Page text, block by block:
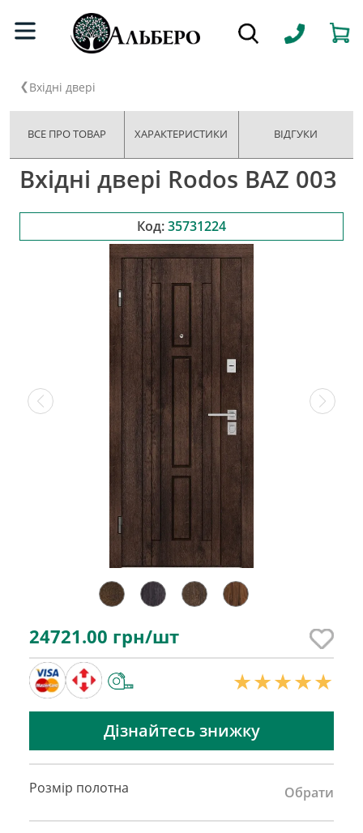
Вхідні двері
ВСЕ ПРО ТОВАР ХАРАКТЕРИСТИКИ ВІДГУКИ
Вхідні двері Rodos BAZ 003
Код:35731224
24721.00 грн/шт
Дізнайтесь знижку
Розмір полотна Обрати